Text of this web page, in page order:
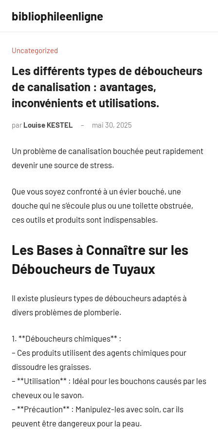
contenu
bibliophileenligne
Uncategorized
Les différents types de déboucheurs
de canalisation : avantages,
inconvénients et utilisations.
par Louise KESTEL mai 30, 2025
Un problème de canalisation bouchée peut rapidement
devenir une source de stress.
Que vous soyez confronté à un évier bouché, une
douche qui ne s’écoule plus ou une toilette obstruée,
ces outils et produits sont indispensables.
Les Bases à Connaître sur les
Déboucheurs de Tuyaux
Il existe plusieurs types de déboucheurs adaptés à
divers problèmes de plomberie.
1. **Déboucheurs chimiques** :
– Ces produits utilisent des agents chimiques pour
dissoudre les graisses.
– **Utilisation** : Idéal pour les bouchons causés par les
cheveux ou le savon.
– **Précaution** : Manipulez-les avec soin, car ils
peuvent être dangereux pour la peau.